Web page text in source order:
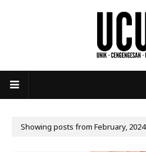
Showing posts from February, 2024